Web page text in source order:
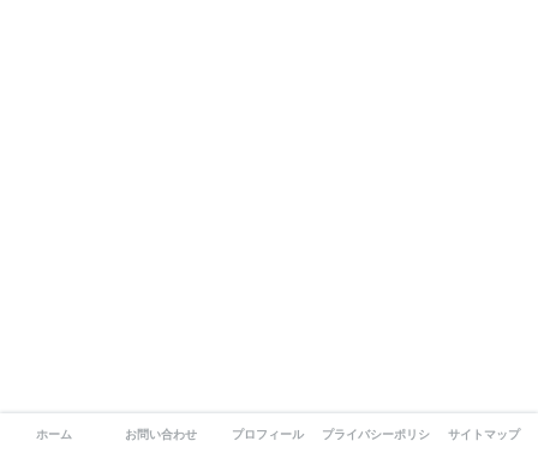
ホーム お問い合わせ プロフィール プライバシーポリシー サイトマップ